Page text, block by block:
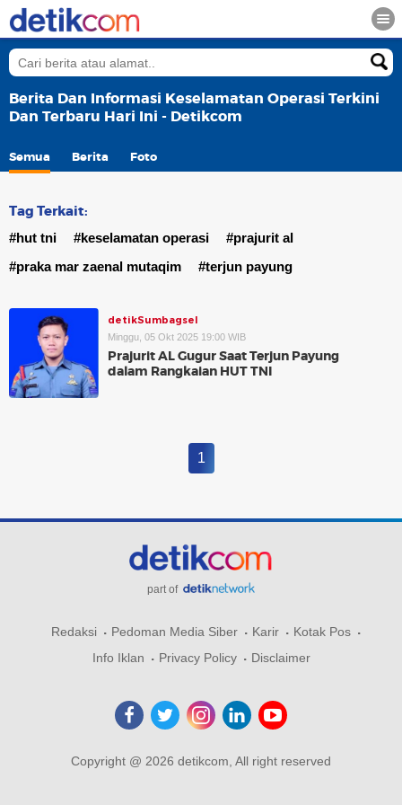
Berita Dan Informasi Keselamatan Operasi Terkini
Dan Terbaru Hari Ini - Detikcom
Semua Berita Foto
Tag Terkait:
#hut tni #keselamatan operasi
#prajurit al
#praka mar zaenal mutaqim
#terjun payung
detikSumbagsel
Minggu, 05 Okt 2025 19:00 WIB
Prajurit AL Gugur Saat Terjun Payung
dalam Rangkaian HUT TNI
1
part of
Redaksi Pedoman Media Siber Karir
Kotak Pos
Info Iklan
Privacy Policy Disclaimer
Copyright @ 2026 detikcom, All right reserved